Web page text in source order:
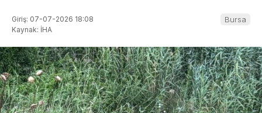
Giriş: 07-07-2026 18:08
Kaynak: İHA
Bursa